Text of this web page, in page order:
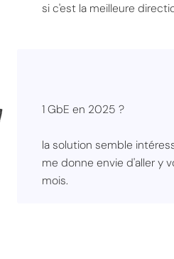
si c'est la meilleure
1 GbE en 2025 ?
la solution semble
me donne envie d'aller y
mois.